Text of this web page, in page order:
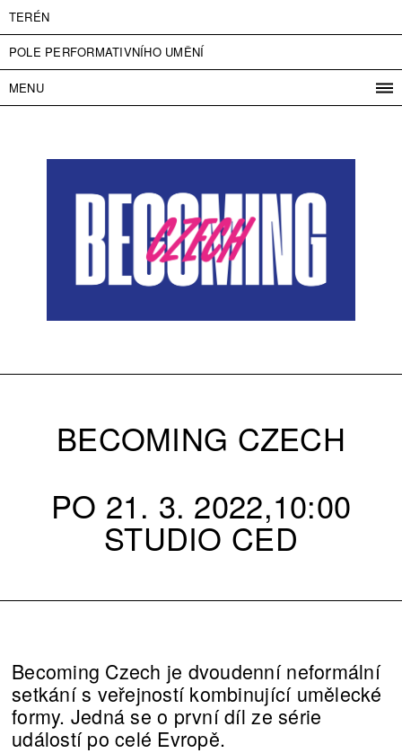
TERÉN
POLE PERFORMATIVNÍHO UMĚNÍ
MENU
PARTNEŘI
ENGLISH
BECOMING CZECH
PO 21. 3. 2022,10:00
STUDIO CED
Becoming Czech je dvoudenní neformální
setkání s veřejností kombinující umělecké
formy. Jedná se o první díl ze série
událostí po celé Evropě.